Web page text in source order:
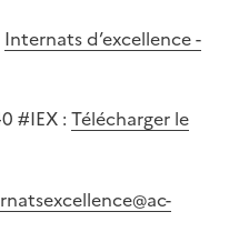
Internats d’excellence -
#IEX : Télécharger le